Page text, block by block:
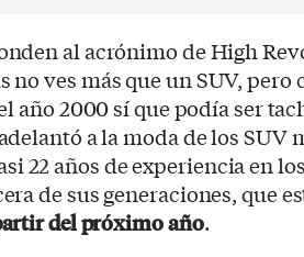
al acrónimo de High
no ves más que un SUV, pero
año 2000 sí que podía ser
a la moda de los SUV
22 años de experiencia en
de sus generaciones, que
del próximo año.